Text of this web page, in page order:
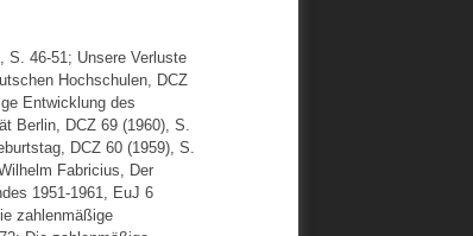
S. 46-51; Unsere Verluste
Hochschulen, DCZ
Entwicklung des
Berlin, DCZ 69 (1960), S.
DCZ 60 (1959), S.
Fabricius, Der
1951-1961, EuJ 6
zahlenmäßige